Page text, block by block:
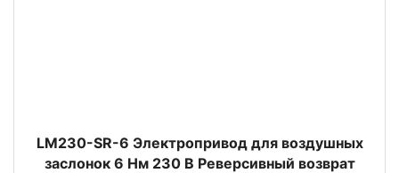
LM230-SR-6 Электропривод для воздушных
заслонок 6 Нм 230 В Реверсивный возврат